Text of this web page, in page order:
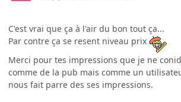
C'est vrai que ça à l'air du bon tout ça...
Par contre ça se resent niveau prix
Merci pour tes impressions que je ne
comme de la pub mais comme un
nous fait parre des ses impressions.